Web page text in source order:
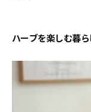
キッチン
ハーブを楽しむ暮ら